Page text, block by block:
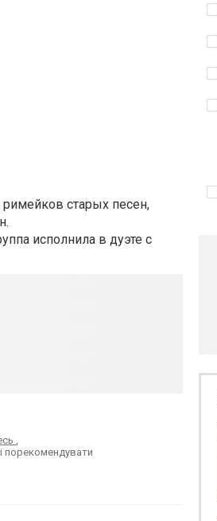
старых песен,
исполнила в дуэте с
,
порекомендувати